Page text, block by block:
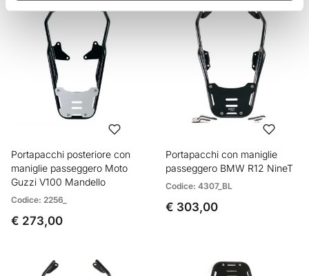
Portapacchi posteriore con
maniglie passeggero Moto
Guzzi V100 Mandello
Codice: 2256_
€ 273,00
Portapacchi con maniglie
passeggero BMW R12 NineT
Codice: 4307_BL
€ 303,00